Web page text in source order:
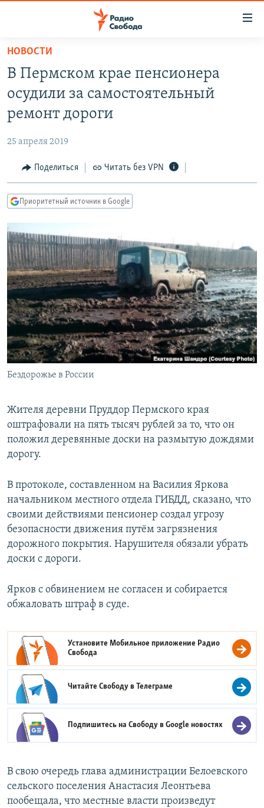
упрощенного
доступа
основному
Вернутся
Вернутся
поиску
ПОДКАСТЫ
АВТОРСКИЕ ПРОЕКТЫ
МНЕНИЯ
КУЛЬТУРА
КАВКАЗ.РЕАЛИИ
СЕВЕР.РЕАЛИИ
СИБИРЬ.РЕАЛИИ
РАСПИСАНИЕ ВЕЩАНИЯ
ПОДПИШИТЕСЬ НА РАССЫЛКУ
СОЦИАЛЬНЫЕ СЕТИ
Все сайты РСЕ/РС
НОВОСТИ
В Пермском крае пенсионера
осудили за самостоятельный
ремонт дороги
25 апреля 2019
Поделиться Читать без VPN
Приоритетный источник в Google
Бездорожье в России
Жителя деревни Пруддор Пермского края
оштрафовали на пять тысяч рублей за то, что он
положил деревянные доски на размытую дождями
дорогу.
В протоколе, составленном на Василия Яркова
начальником местного отдела ГИБДД, сказано, что
своими действиями пенсионер создал угрозу
безопасности движения путём загрязнения
дорожного покрытия. Нарушителя обязали убрать
доски с дороги.
Ярков с обвинением не согласен и собирается
обжаловать штраф в суде.
Установите Мобильное приложение Радио
Свобода
Читайте Свободу вТелеграме
Подпишитесь на Свободу вGoogle новостях
В свою очередь глава администрации Белоевского
сельского поселения Анастасия Леонтьева
пообещала, что местные власти произведут